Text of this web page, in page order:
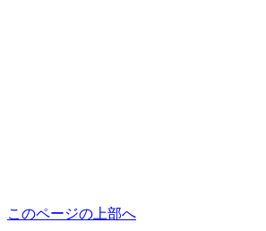
このページの上部へ